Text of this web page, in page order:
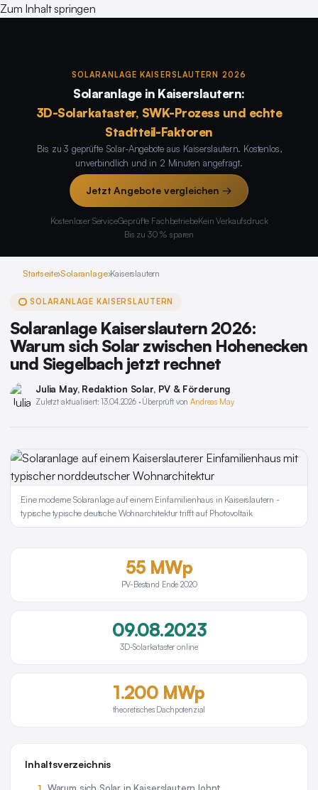
Zum Inhalt springen
SOLARANLAGE KAISERSLAUTERN 2026
Solaranlage in Kaiserslautern:
3D-Solarkataster, SWK-Prozess und echte
Stadtteil-Faktoren
Bis zu 3 geprüfte Solar-Angebote aus Kaiserslautern. Kostenlos,
unverbindlich und in 2 Minuten angefragt.
Jetzt Angebote vergleichen →
Kostenloser ServiceGeprüfte FachbetriebeKein Verkaufsdruck
Bis zu 30 % sparen
Startseite›Solaranlage›Kaiserslautern
SOLARANLAGE KAISERSLAUTERN
Solaranlage Kaiserslautern 2026:
Warum sich Solar zwischen Hohenecken
und Siegelbach jetzt rechnet
Julia May, Redaktion Solar, PV & Förderung
Zuletzt aktualisiert: 13.04.2026 · Überprüft vonAndreas May
Eine moderne Solaranlage auf einem Einfamilienhaus in Kaiserslautern -
typische typische deutsche Wohnarchitektur trifft auf Photovoltaik
55 MWp
PV-Bestand Ende 2020
09.08.2023
3D-Solarkataster online
1.200 MWp
theoretisches Dachpotenzial
Inhaltsverzeichnis